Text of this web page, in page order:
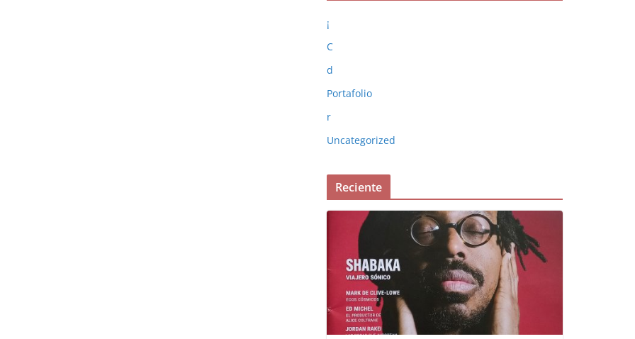
¡
C
d
Portafolio
r
Uncategorized
Reciente